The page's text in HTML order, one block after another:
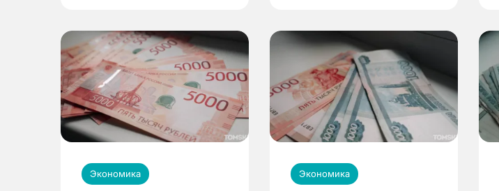
Экономика Экономика